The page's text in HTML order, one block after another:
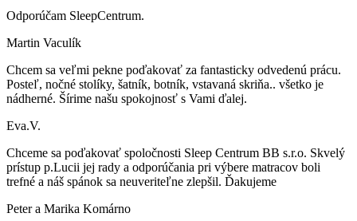
Odporúčam SleepCentrum.
Martin Vaculík
Chcem sa veľmi pekne poďakovať za fantasticky odvedenú prácu.
Posteľ, nočné stolíky, šatník, botník, vstavaná skriňa.. všetko je
nádherné. Šírime našu spokojnosť s Vami ďalej.
Eva.V.
Chceme sa poďakovať spoločnosti Sleep Centrum BB s.r.o. Skvelý
prístup p.Lucii jej rady a odporúčania pri výbere matracov boli
trefné a náš spánok sa neuveriteľne zlepšil. Ďakujeme
Peter a Marika Komárno